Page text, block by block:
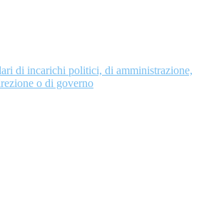
di incarichi politici, di amministrazione,
o di governo